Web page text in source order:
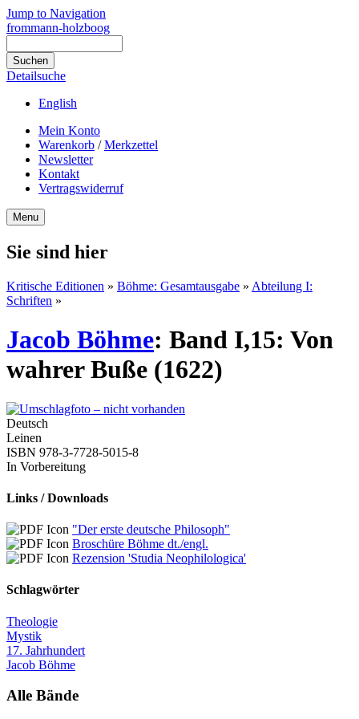
Jump to Navigation
frommann-holzboog
Detailsuche
English
Mein Konto
Warenkorb /Merkzettel
Newsletter
Kontakt
Vertragswiderruf
Menu
Sie sind hier
Kritische Editionen » Böhme: Gesamtausgabe » Abteilung I:
Schriften »
Jacob Böhme: Band I,15: Von
wahrer Buße (1622)
Deutsch
Leinen
ISBN 978-3-7728-5015-8
In Vorbereitung
Links / Downloads
"Der erste deutsche Philosoph"
Broschüre Böhme dt./engl.
Rezension 'Studia Neophilologica'
Schlagwörter
Theologie
Mystik
17. Jahrhundert
Jacob Böhme
Alle Bände